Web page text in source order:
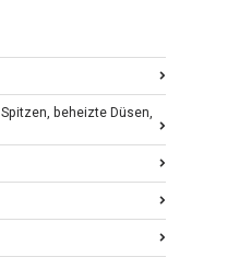
beheizte Düsen,